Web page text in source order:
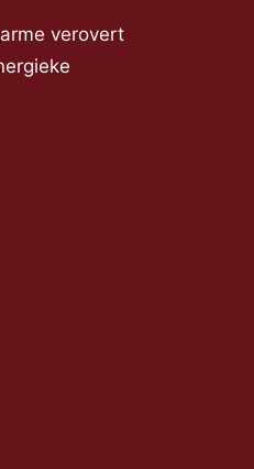
verovert